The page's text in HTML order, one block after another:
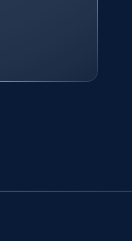
Getting x
告与分析、